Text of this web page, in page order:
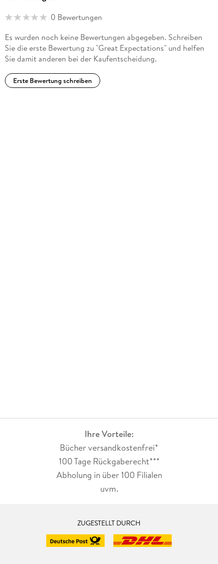
0 Bewertungen
Es wurden noch keine Bewertungen abgegeben. Schreiben
Sie die erste Bewertung zu "Great Expectations" und helfen
Sie damit anderen bei der Kaufentscheidung.
Erste Bewertung schreiben
Ihre Vorteile:
Bücher versandkostenfrei*
100 Tage Rückgaberecht***
Abholung in über 100 Filialen
uvm.
ZUGESTELLT DURCH